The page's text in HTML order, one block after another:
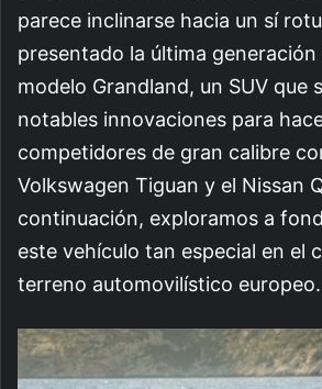
parece inclinarse hacia un sí
presentado la última
modelo Grandland, un SUV que
notables innovaciones para
competidores de gran calibre
Volkswagen Tiguan y el Nissan
continuación, exploramos a
este vehículo tan especial en el
terreno automovilístico europeo.